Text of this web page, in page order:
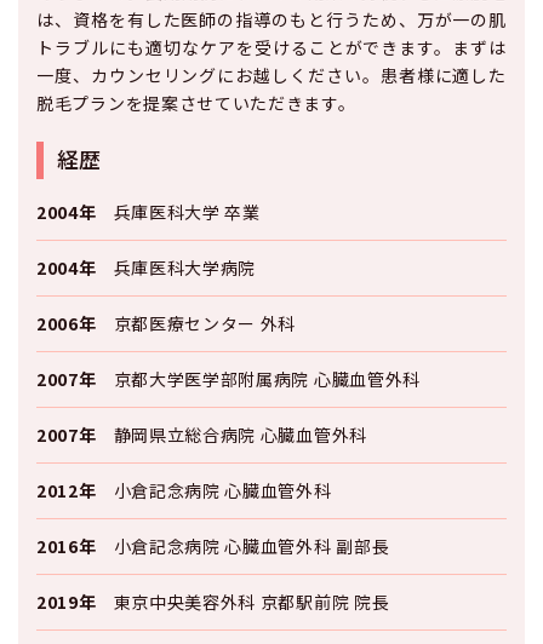
は、資格を有した医師の指導のもと行うため、万が一の肌
トラブルにも適切なケアを受けることができます。まずは
一度、カウンセリングにお越しください。患者様に適した
脱毛プランを提案させていただきます。
経歴
2004年 兵庫医科大学 卒業
2004年 兵庫医科大学病院
2006年 京都医療センター 外科
2007年 京都大学医学部附属病院 心臓血管外科
2007年 静岡県立総合病院 心臓血管外科
2012年 小倉記念病院 心臓血管外科
2016年 小倉記念病院 心臓血管外科 副部長
2019年 東京中央美容外科 京都駅前院 院長